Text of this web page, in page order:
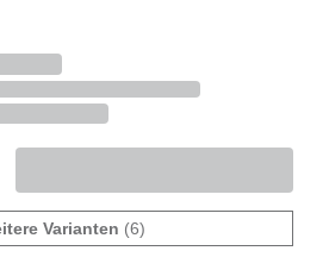
Varianten (6)